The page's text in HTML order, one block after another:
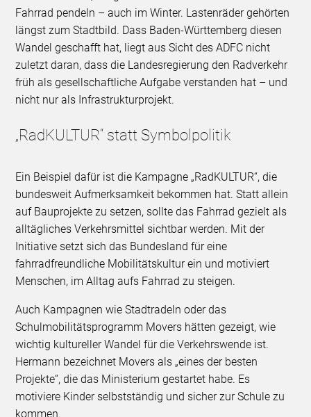
Fahrrad pendeln – auch im Winter. Lastenräder gehörten
längst zum Stadtbild. Dass Baden-Württemberg diesen
Wandel geschafft hat, liegt aus Sicht des ADFC nicht
zuletzt daran, dass die Landesregierung den Radverkehr
früh als gesellschaftliche Aufgabe verstanden hat – und
nicht nur als Infrastrukturprojekt.
„RadKULTUR“ statt Symbolpolitik
Ein Beispiel dafür ist die Kampagne „RadKULTUR“, die
bundesweit Aufmerksamkeit bekommen hat. Statt allein
auf Bauprojekte zu setzen, sollte das Fahrrad gezielt als
alltägliches Verkehrsmittel sichtbar werden. Mit der
Initiative setzt sich das Bundesland für eine
fahrradfreundliche Mobilitätskultur ein und motiviert
Menschen, im Alltag aufs Fahrrad zu steigen.
Auch Kampagnen wie Stadtradeln oder das
Schulmobilitätsprogramm Movers hätten gezeigt, wie
wichtig kultureller Wandel für die Verkehrswende ist.
Hermann bezeichnet Movers als „eines der besten
Projekte“, die das Ministerium gestartet habe. Es
motiviere Kinder selbstständig und sicher zur Schule zu
kommen.